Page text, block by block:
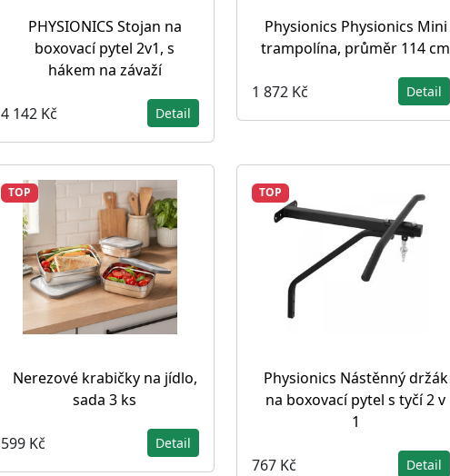
PHYSIONICS Stojan na
boxovací pytel 2v1, s
hákem na závaží
4 142 Kč Detail
Physionics Physionics Mini
trampolína, průměr 114 cm
1 872 Kč Detail
TOP
Nerezové krabičky na jídlo,
sada 3 ks
599 Kč Detail
TOP
Physionics Nástěnný držák
na boxovací pytel s tyčí 2 v
1
767 Kč Detail